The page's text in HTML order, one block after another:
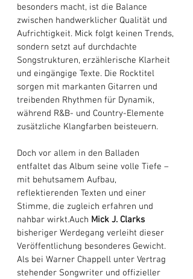
besonders macht, ist die Balance
zwischen handwerklicher Qualität und
Aufrichtigkeit. Mick folgt keinen Trends,
sondern setzt auf durchdachte
Songstrukturen, erzählerische Klarheit
und eingängige Texte. Die Rocktitel
sorgen mit markanten Gitarren und
treibenden Rhythmen für Dynamik,
während R&B- und Country-Elemente
zusätzliche Klangfarben beisteuern.
Doch vor allem in den Balladen
entfaltet das Album seine volle Tiefe –
mit behutsamem Aufbau,
reflektierenden Texten und einer
Stimme, die zugleich erfahren und
nahbar wirkt.Auch Mick J. Clarks
bisheriger Werdegang verleiht dieser
Veröffentlichung besonderes Gewicht.
Als bei Warner Chappell unter Vertrag
stehender Songwriter und offizieller